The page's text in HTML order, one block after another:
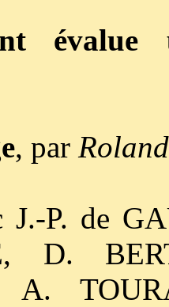
évalue
, par
J.-P. de
D.
A.